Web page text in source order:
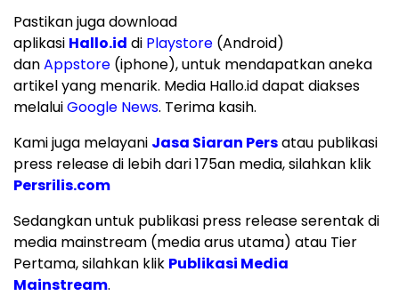
Pastikan juga download
aplikasi Hallo.id di Playstore (Android)
danAppstore (iphone), untuk mendapatkan aneka
artikel yang menarik. Media Hallo.id dapat diakses
melaluiGoogle News. Terima kasih.
Kami juga melayani Jasa Siaran Persatau publikasi
press release di lebih dari 175an media, silahkan klik
Persrilis.com
Sedangkan untuk publikasi press release serentak di
media mainstream (media arus utama) atau Tier
Pertama, silahkan klik Publikasi Media
Mainstream.